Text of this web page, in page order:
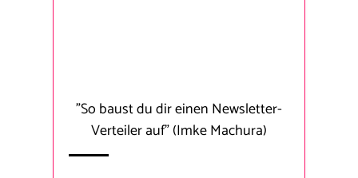
"So baust du dir einen Newsletter-
Verteiler auf"(Imke Machura)